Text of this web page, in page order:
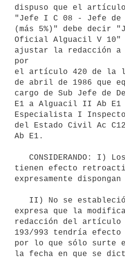
dispuso que el
"Jefe I C 08 - Jefe de
(más 5%)" debe decir
Oficial Alguacil V 10"
ajustar la redacción a
por
el artículo 420 de la
de abril de 1986 que
cargo de Sub Jefe de
E1 a Alguacil II Ab E1
Especialista I
del Estado Civil Ac
Ab E1.
tienen efecto
expresamente
expresa que la
redacción del artículo
193/993 tendría
por lo que sólo surte
la fecha en que se